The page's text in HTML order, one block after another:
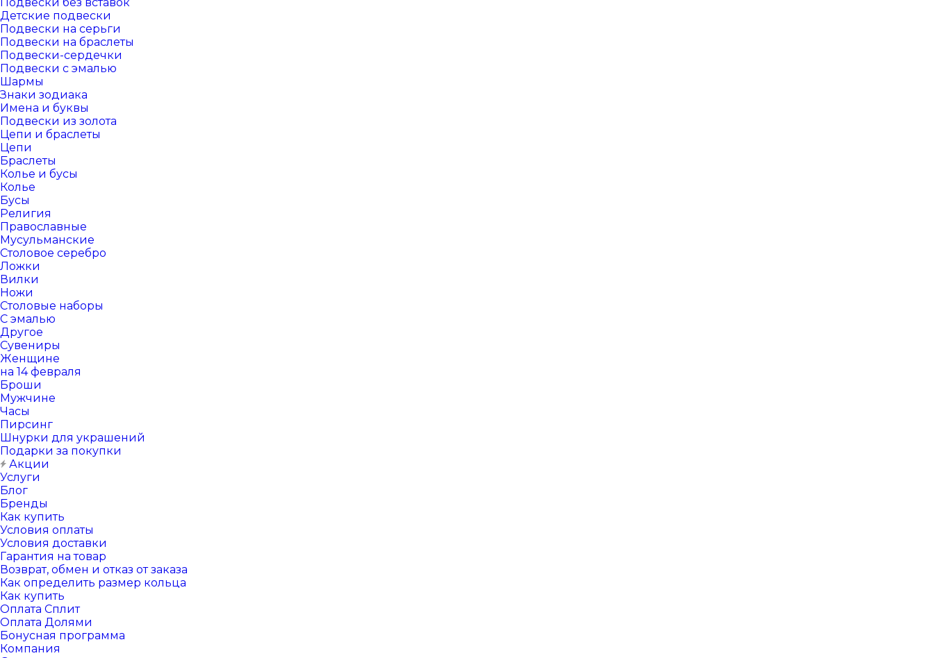
Детские подвески
Подвески на серьги
Подвески на браслеты
Подвески-сердечки
Подвески с эмалью
Шармы
Знаки зодиака
Имена и буквы
Подвески из золота
Цепи и браслеты
Цепи
Браслеты
Колье и бусы
Колье
Бусы
Религия
Православные
Мусульманские
Столовое серебро
Ложки
Вилки
Ножи
Столовые наборы
С эмалью
Другое
Сувениры
Женщине
на 14 февраля
Броши
Мужчине
Часы
Пирсинг
Шнурки для украшений
Подарки за покупки
Акции
Услуги
Блог
Бренды
Как купить
Условия оплаты
Условия доставки
Гарантия на товар
Возврат, обмен и отказ от заказа
Как определить размер кольца
Как купить
Оплата Сплит
Оплата Долями
Бонусная программа
Компания